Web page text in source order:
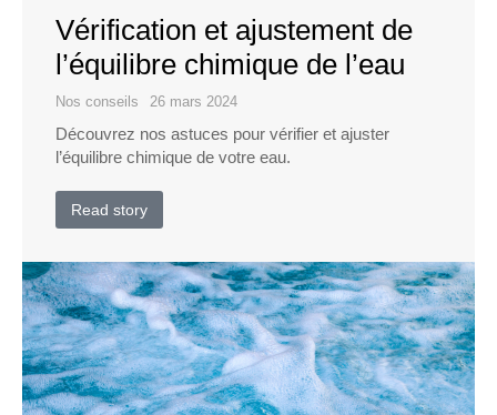
Vérification et ajustement de
l’équilibre chimique de l’eau
Nos conseils 26 mars 2024
Découvrez nos astuces pour vérifier et ajuster
l’équilibre chimique de votre eau.
Read story